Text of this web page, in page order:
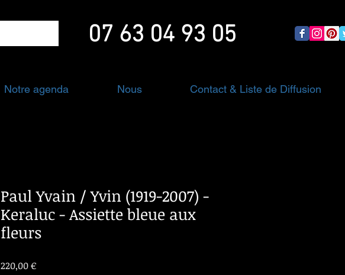
07 63 04 93 05
Notre agenda Nous Contact & Liste de Diffusion
Paul Yvain / Yvin (1919-2007) -
Keraluc - Assiette bleue aux
fleurs
220,00 €Prix